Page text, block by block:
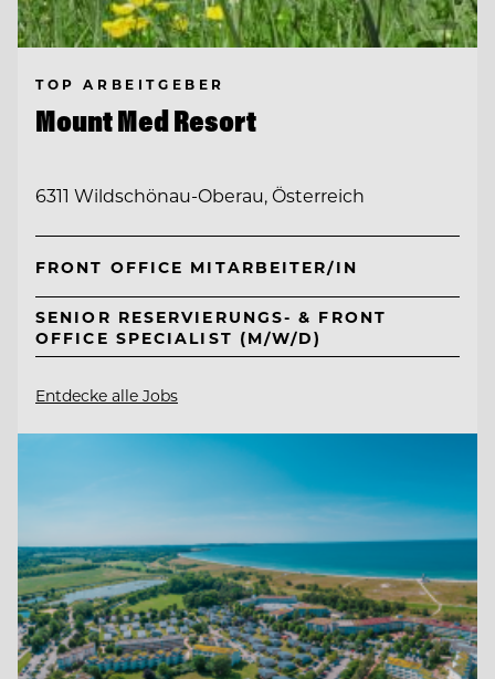
TOP ARBEITGEBER
Mount Med Resort
6311 Wildschönau-Oberau, Österreich
FRONT OFFICE MITARBEITER/IN
SENIOR RESERVIERUNGS- & FRONT
OFFICE SPECIALIST (M/W/D)
Entdecke alle Jobs